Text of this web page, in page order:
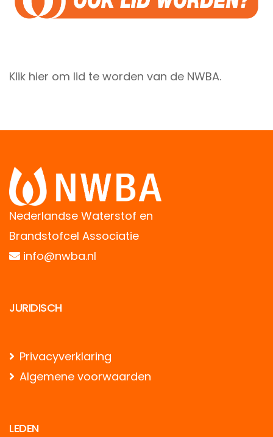
Klik hier om lid te worden van de NWBA.
Nederlandse Waterstof en
Brandstofcel Associatie
info@nwba.nl
JURIDISCH
Privacyverklaring
Algemene voorwaarden
LEDEN